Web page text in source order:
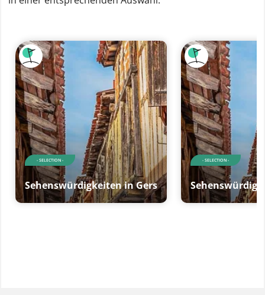
- SELECTION -
Sehenswürdigkeiten in Gers
- SELECTION -